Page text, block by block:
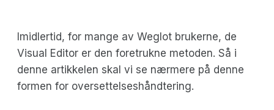
Imidlertid, for mange av Weglot brukerne, de
Visual Editor er den foretrukne metoden. Så i
denne artikkelen skal vi se nærmere på denne
formen for oversettelseshåndtering.